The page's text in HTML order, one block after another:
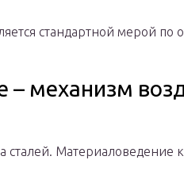
стандартной мерой по
– механизм
Материаловедение